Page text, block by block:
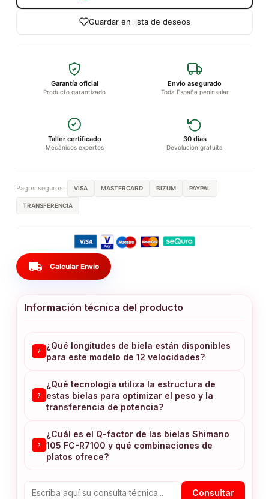
Guardar en lista de deseos
Garantía oficial
Producto garantizado
Envío asegurado
Toda España peninsular
Taller certificado
Mecánicos expertos
30 días
Devolución gratuita
Pagos seguros: VISA MASTERCARD BIZUM PAYPAL
TRANSFERENCIA
local_shipping Calcular Envío
Información técnica del producto
?
¿Qué longitudes de biela están disponibles
para este modelo de 12 velocidades?
?
¿Qué tecnología utiliza la estructura de
estas bielas para optimizar el peso y la
transferencia de potencia?
?
¿Cuál es el Q-factor de las bielas Shimano
105 FC-R7100 y qué combinaciones de
platos ofrece?
Consultar